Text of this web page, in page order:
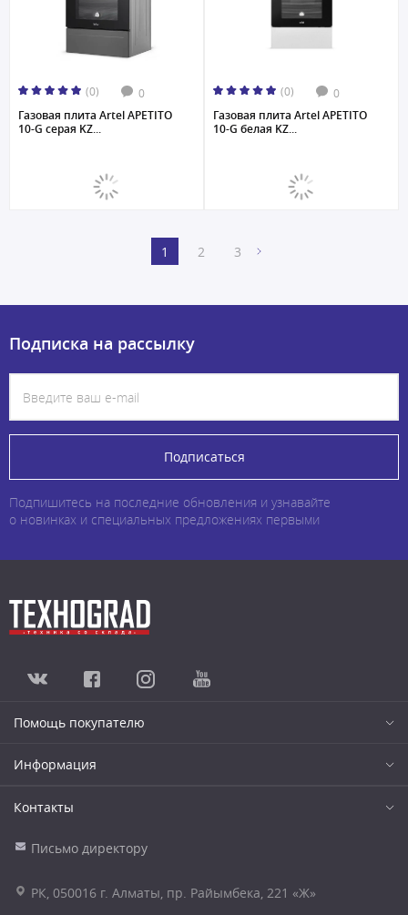
(0) 0
Газовая плита Artel APETITO
10-G серая KZ...
(0) 0
Газовая плита Artel APETITO
10-G белая KZ...
1 2 3
Подписка на рассылку
Подписаться
Подпишитесь на последние обновления и узнавайте
о новинках и специальных предложениях первыми
Помощь покупателю
Информация
Контакты
Письмо директору
РК, 050016 г. Алматы, пр. Райымбека, 221 «Ж»